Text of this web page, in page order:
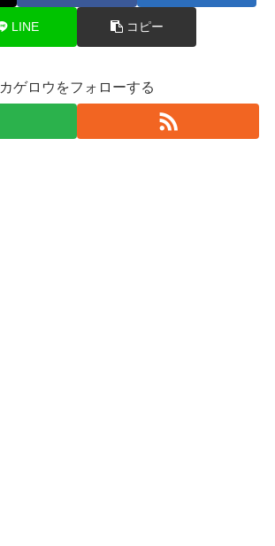
LINE コピー
カゲロウをフォローする